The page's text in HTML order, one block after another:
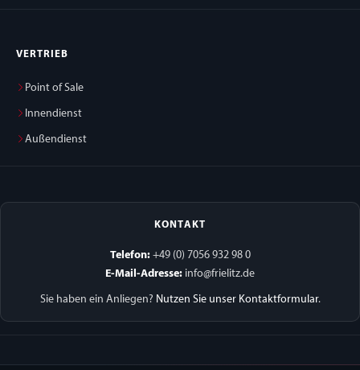
VERTRIEB
Point of Sale
Innendienst
Außendienst
KONTAKT
Telefon:+49 (0) 7056 932 98 0
E-Mail-Adresse: info@frielitz.de
Sie haben ein Anliegen? Nutzen Sie unser Kontaktformular.